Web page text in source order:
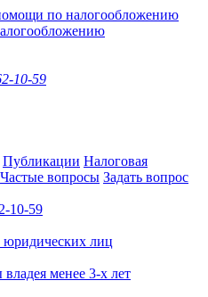
10-59
Публикации Налоговая
Частые вопросы Задать вопрос
10-59
юридических лиц
менее 3-х лет